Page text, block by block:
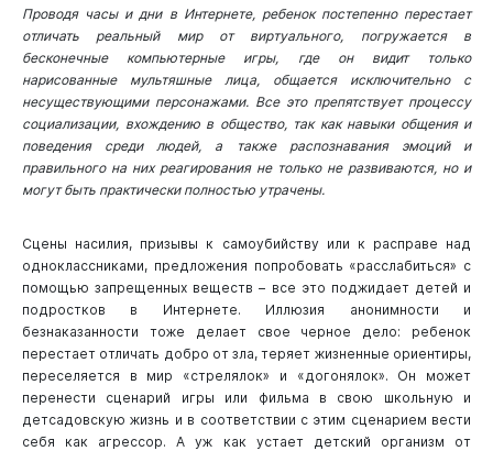
Проводя часы и дни в Интернете, ребенок постепенно перестает
отличать реальный мир от виртуального, погружается в
бесконечные компьютерные игры, где он видит только
нарисованные мультяшные лица, общается исключительно с
несуществующими персонажами. Все это препятствует процессу
социализации, вхождению в общество, так как навыки общения и
поведения среди людей, а также распознавания эмоций и
правильного на них реагирования не только не развиваются, но и
могут быть практически полностью утрачены.
Сцены насилия, призывы к самоубийству или к расправе над
одноклассниками, предложения попробовать «расслабиться» с
помощью запрещенных веществ – все это поджидает детей и
подростков в Интернете. Иллюзия анонимности и
безнаказанности тоже делает свое черное дело: ребенок
перестает отличать добро от зла, теряет жизненные ориентиры,
переселяется в мир «стрелялок» и «догонялок». Он может
перенести сценарий игры или фильма в свою школьную и
детсадовскую жизнь и в соответствии с этим сценарием вести
себя как агрессор. А уж как устает детский организм от